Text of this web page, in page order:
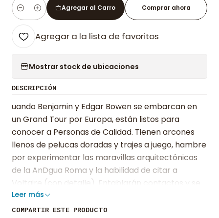
Cantidad
Agregar al Carro Comprar ahora
Agregar a la lista de favoritos
Mostrar stock de ubicaciones
DESCRIPCIÓN
uando Benjamin y Edgar Bowen se embarcan en
un Grand Tour por Europa, están listos para
conocer a Personas de Calidad. Tienen arcones
llenos de pelucas doradas y trajes a juego, hambre
por experimentar las maravillas arquitectónicas
de la AnDgua Roma y la habilidad de citar a
Voltaire (con detalle). Entablarán contactos y se
establecerán en la alta sociedad, justo como su
madre había planeado. Pero pronto se hace
Leer más
COMPARTIR ESTE PRODUCTO